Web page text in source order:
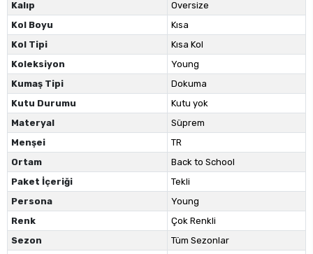
Kalıp
Oversize
Kol Boyu
Kısa
Kol Tipi
Kısa Kol
Koleksiyon
Young
Kumaş Tipi
Dokuma
Kutu Durumu
Kutu yok
Materyal
Süprem
Menşei
TR
Ortam
Back to School
Paket İçeriği
Tekli
Persona
Young
Renk
Çok Renkli
Sezon
Tüm Sezonlar